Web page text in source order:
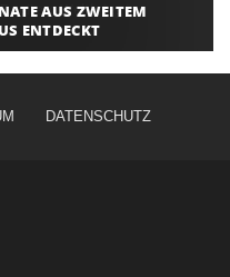
AUS ZWEITEM
ENTDECKT
DATENSCHUTZ